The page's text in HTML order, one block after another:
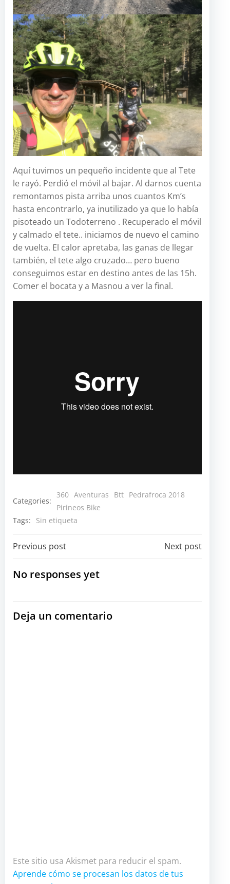
Aquí tuvimos un pequeño incidente que al Tete
le rayó. Perdió el móvil al bajar. Al darnos cuenta
remontamos pista arriba unos cuantos Km’s
hasta encontrarlo, ya inutilizado ya que lo había
pisoteado un Todoterreno . Recuperado el móvil
y calmado el tete.. iniciamos de nuevo el camino
de vuelta. El calor apretaba, las ganas de llegar
también, el tete algo cruzado… pero bueno
conseguimos estar en destino antes de las 15h.
Comer el bocata y a Masnou a ver la final.
Categories:
360 Aventuras Btt Pedrafroca 2018
Pirineos Bike
Tags:
Sin etiqueta
Navegación
por
entradas
Previous post
Navegación
entradas
Next post
No responses yet
Deja un comentario
Este sitio usa Akismet para reducir el spam.
Aprende cómo se procesan los datos de tus